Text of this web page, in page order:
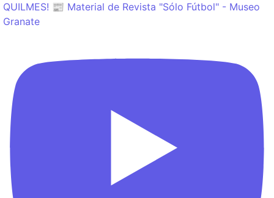
QUILMES! 📰 Material de Revista "Sólo Fútbol" - Museo
Granate